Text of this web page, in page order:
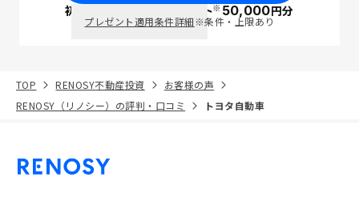
初回面談で ポイント※50,000円分
プレゼント適用条件詳細※条件・上限あり
TOP RENOSY不動産投資
お客様の声
RENOSY（リノシー）の評判・口コミ
トヨタ自動車